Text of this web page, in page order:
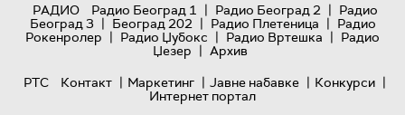
РАДИО
Радио Београд 1 | Радио Београд 2 | Радио
Београд 3 | Београд 202 | Радио Плетеница | Радио
Рокенролер | Радио Џубокс | Радио Вртешка | Радио
Џезер | Архив
РТС
Контакт | Маркетинг | Јавне набавке | Конкурси |
Интернет портал